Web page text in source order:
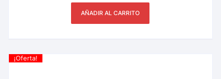
AÑADIR AL CARRITO
¡Oferta!